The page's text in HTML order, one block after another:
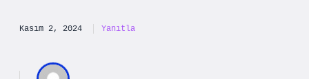
Kasım 2, 2024 Yanıtla